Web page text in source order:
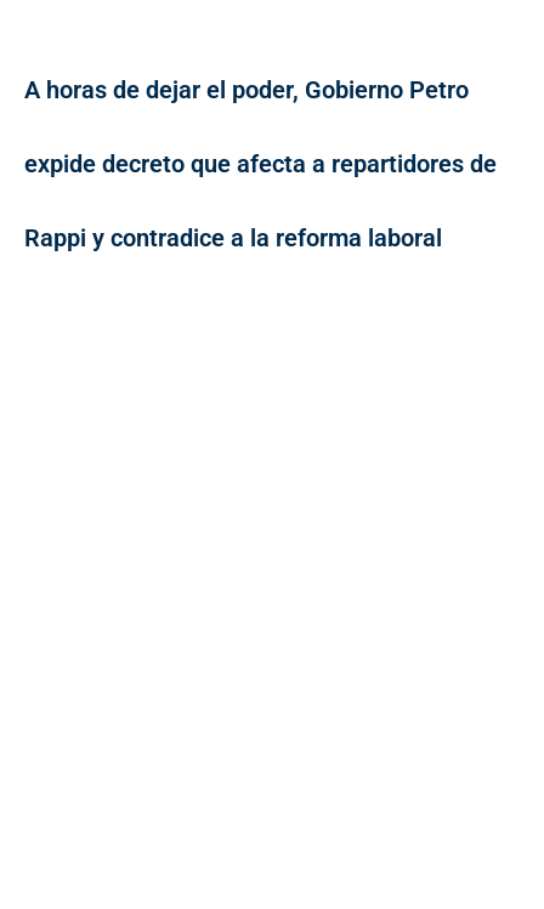
A horas de dejar el poder, Gobierno Petro
expide decreto que afecta a repartidores de
Rappi y contradice a la reforma laboral